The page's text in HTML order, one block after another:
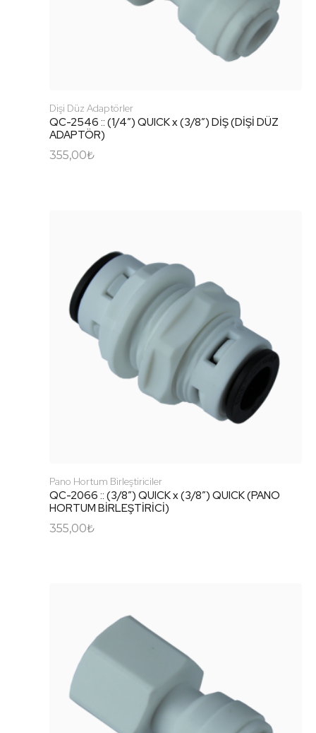
Dişi Düz Adaptörler
QC-2546 :: (1/4″) QUICK x (3/8″) DİŞ (DİŞİ DÜZ
ADAPTÖR)
355,00₺
Pano Hortum Birleştiriciler
QC-2066 :: (3/8″) QUICK x (3/8″) QUICK (PANO
HORTUM BİRLEŞTİRİCİ)
355,00₺